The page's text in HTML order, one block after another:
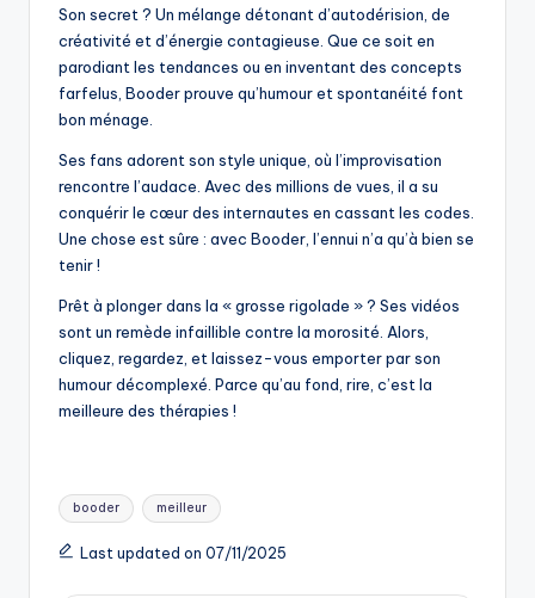
Son secret ? Un mélange détonant d’autodérision, de
créativité et d’énergie contagieuse. Que ce soit en
parodiant les tendances ou en inventant des concepts
farfelus, Booder prouve qu’humour et spontanéité font
bon ménage.
Ses fans adorent son style unique, où l’improvisation
rencontre l’audace. Avec des millions de vues, il a su
conquérir le cœur des internautes en cassant les codes.
Une chose est sûre : avec Booder, l’ennui n’a qu’à bien se
tenir !
Prêt à plonger dans la « grosse rigolade » ? Ses vidéos
sont un remède infaillible contre la morosité. Alors,
cliquez, regardez, et laissez-vous emporter par son
humour décomplexé. Parce qu’au fond, rire, c’est la
meilleure des thérapies !
Tags:
booder meilleur
Last updated on 07/11/2025